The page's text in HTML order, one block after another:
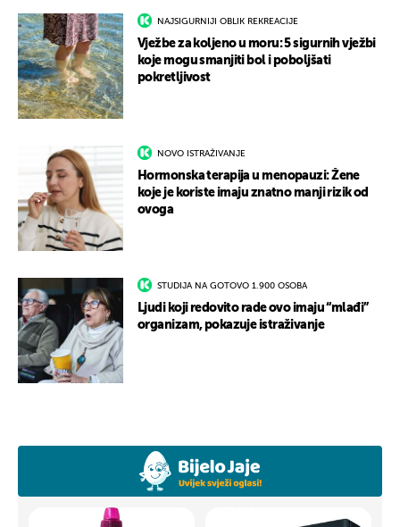
NAJSIGURNIJI OBLIK REKREACIJE
Vježbe za koljeno u moru: 5 sigurnih vježbi
koje mogu smanjiti bol i poboljšati
pokretljivost
NOVO ISTRAŽIVANJE
Hormonska terapija u menopauzi: Žene
koje je koriste imaju znatno manji rizik od
ovoga
STUDIJA NA GOTOVO 1.900 OSOBA
Ljudi koji redovito rade ovo imaju “mlađi”
organizam, pokazuje istraživanje